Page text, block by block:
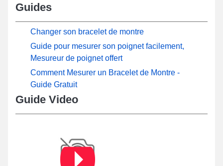
Guides
Changer son bracelet de montre
Guide pour mesurer son poignet facilement,
Mesureur de poignet offert
Comment Mesurer un Bracelet de Montre -
Guide Gratuit
Guide Video